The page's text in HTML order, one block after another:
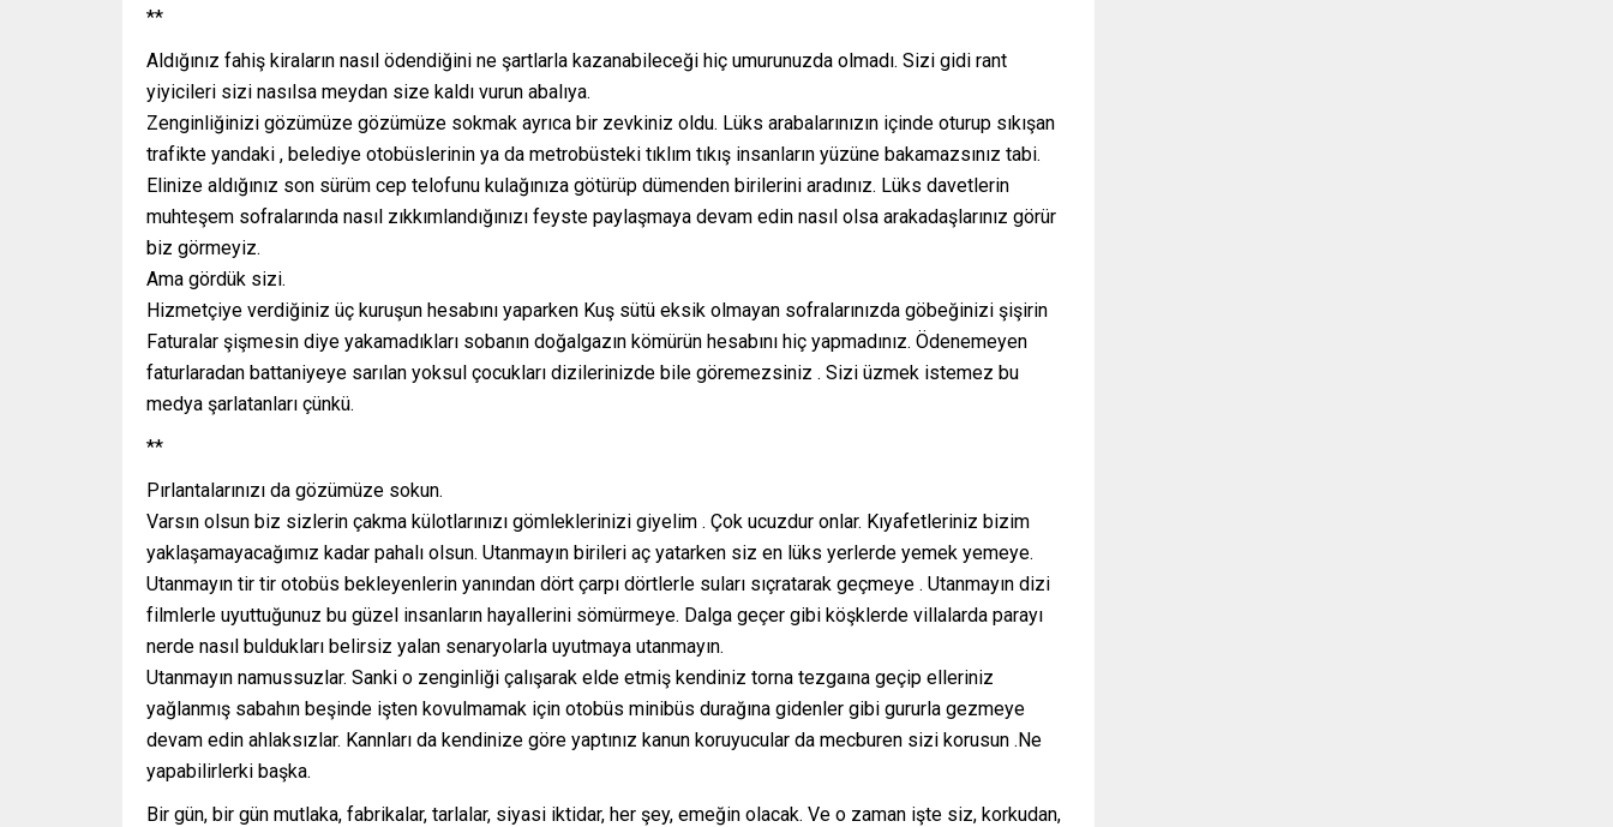
**
Aldığınız fahiş kiraların nasıl ödendiğini ne şartlarla kazanabileceği hiç umurunuzda olmadı. Sizi gidi rant
yiyicileri sizi nasılsa meydan size kaldı vurun abalıya.
Zenginliğinizi gözümüze gözümüze sokmak ayrıca bir zevkiniz oldu. Lüks arabalarınızın içinde oturup sıkışan
trafikte yandaki , belediye otobüslerinin ya da metrobüsteki tıklım tıkış insanların yüzüne bakamazsınız tabi.
Elinize aldığınız son sürüm cep telofunu kulağınıza götürüp dümenden birilerini aradınız. Lüks davetlerin
muhteşem sofralarında nasıl zıkkımlandığınızı feyste paylaşmaya devam edin nasıl olsa arakadaşlarınız görür
biz görmeyiz.
Ama gördük sizi.
Hizmetçiye verdiğiniz üç kuruşun hesabını yaparken Kuş sütü eksik olmayan sofralarınızda göbeğinizi şişirin
Faturalar şişmesin diye yakamadıkları sobanın doğalgazın kömürün hesabını hiç yapmadınız. Ödenemeyen
faturlaradan battaniyeye sarılan yoksul çocukları dizilerinizde bile göremezsiniz . Sizi üzmek istemez bu
medya şarlatanları çünkü.
**
Pırlantalarınızı da gözümüze sokun.
Varsın olsun biz sizlerin çakma külotlarınızı gömleklerinizi giyelim . Çok ucuzdur onlar. Kıyafetleriniz bizim
yaklaşamayacağımız kadar pahalı olsun. Utanmayın birileri aç yatarken siz en lüks yerlerde yemek yemeye.
Utanmayın tir tir otobüs bekleyenlerin yanından dört çarpı dörtlerle suları sıçratarak geçmeye . Utanmayın dizi
filmlerle uyuttuğunuz bu güzel insanların hayallerini sömürmeye. Dalga geçer gibi köşklerde villalarda parayı
nerde nasıl buldukları belirsiz yalan senaryolarla uyutmaya utanmayın.
Utanmayın namussuzlar. Sanki o zenginliği çalışarak elde etmiş kendiniz torna tezgaına geçip elleriniz
yağlanmış sabahın beşinde işten kovulmamak için otobüs minibüs durağına gidenler gibi gururla gezmeye
devam edin ahlaksızlar. Kannları da kendinize göre yaptınız kanun koruyucular da mecburen sizi korusun .Ne
yapabilirlerki başka.
Bir gün, bir gün mutlaka, fabrikalar, tarlalar, siyasi iktidar, her şey, emeğin olacak. Ve o zaman işte siz, korkudan,